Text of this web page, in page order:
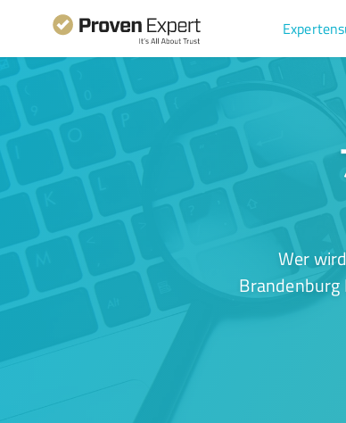
Wer
Brandenburg